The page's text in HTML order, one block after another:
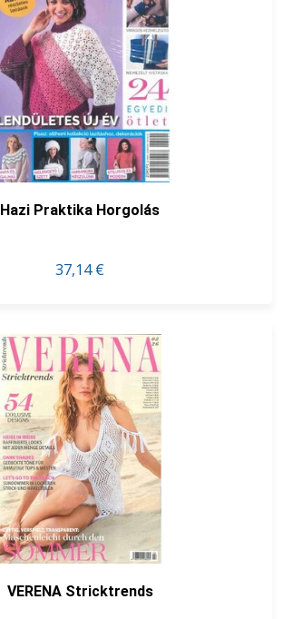
Hazi Praktika Horgolás
37,14 €
VERENA Stricktrends